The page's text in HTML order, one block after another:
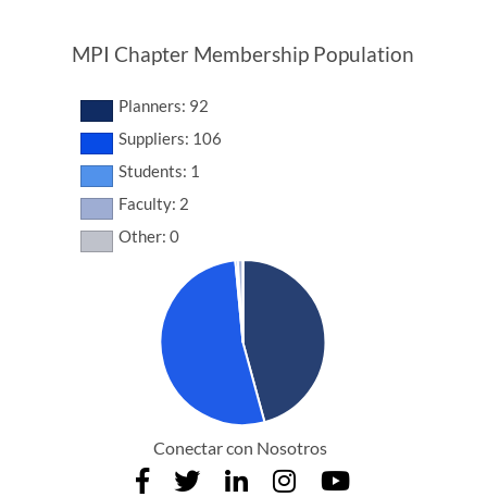
MPI Chapter Membership Population
Planners: 92
Suppliers: 106
Students: 1
Faculty: 2
Other: 0
Conectar con Nosotros